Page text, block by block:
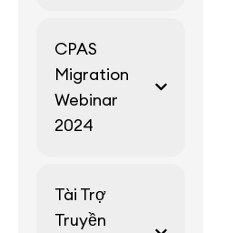
CPAS
Migration
Webinar
2024
Tài Trợ
Truyền